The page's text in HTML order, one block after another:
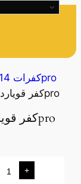
كفرات 14pro
كفر قويارد بيج 14pro
كفر قويارد بيج 14pro
+